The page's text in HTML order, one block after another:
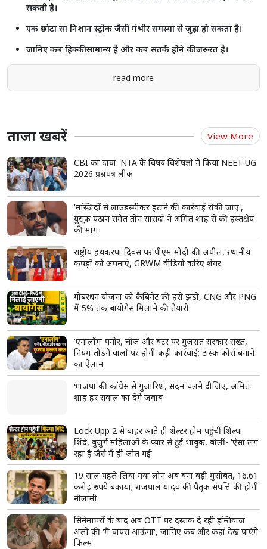
राजस्थान में 2.55 करोड़ से ज्यादा लोगों को मिला प्रधानमंत्री मुद्रा योजना का लाभ,
Shorts
क्या लव बाइट जानलेवा हो सकता है? जानें कब बनता है
यह गंभीर खतरा और किन उपायों से पा सकते हैं राहत
लव बाइट प्यार की निशानी है, लेकिन कभी-कभी खतरे की वजह भी बन
एक छोटा सा निशान स्ट्रोक जैसी गंभीर समस्या से जुड़ा हो सकता है।
जानिए कब हिक्की सामान्य है और कब सतर्क होने की जरूरत है।
read more
ताजा खबरें View More